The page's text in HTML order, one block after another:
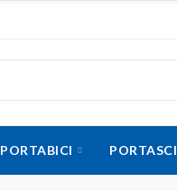
PORTABICI PORTASCI